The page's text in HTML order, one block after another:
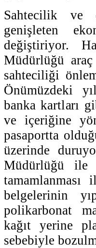
Sahtecilik ve
genişleten
değiştiriyor.
Müdürlüğü
sahteciliği
Önümüzdeki
banka kartları
ve içeriğine
pasaportta
üzerinde
Müdürlüğü ile
belgelerinin
polikarbonat
kağıt yerine
sebebiyle